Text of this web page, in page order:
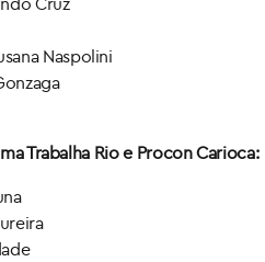
Naspolini
Trabalha Rio e Procon Carioca: